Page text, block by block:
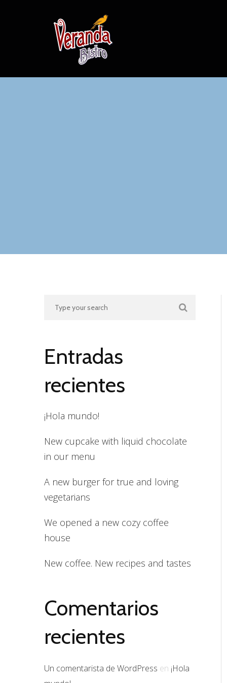
Entradas
recientes
¡Hola mundo!
New cupcake with liquid chocolate
in our menu
A new burger for true and loving
vegetarians
We opened a new cozy coffee
house
New coffee. New recipes and tastes
Comentarios
recientes
Un comentarista de WordPress en ¡Hola